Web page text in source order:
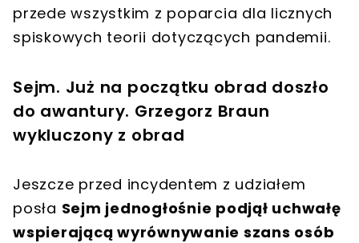
przede wszystkim z poparcia dla licznych
spiskowych teorii dotyczących pandemii.
Sejm. Już na początku obrad doszło
do awantury. Grzegorz Braun
wykluczony z obrad
Jeszcze przed incydentem z udziałem
posła Sejm jednogłośnie podjął uchwałę
wspierającą wyrównywanie szans osób